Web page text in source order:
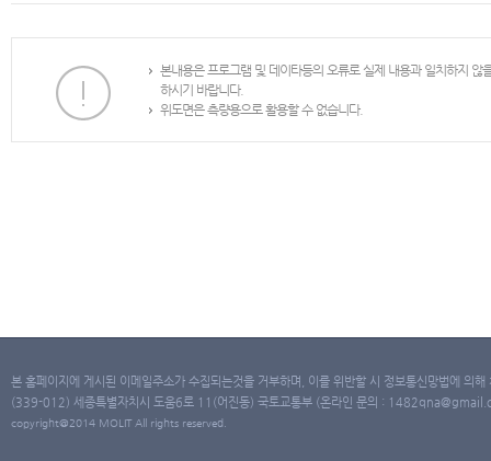
본내용은 프로그램 및 데이타등의 오류로 실제 내용과 일치하지
하시기 바랍니다.
위도면은 측량용으로 활용할 수 없습니다.
본 홈페이지에 게시된 이메일주소가 수집되는것을 거부하며, 이를 위반할 시 정보통신망법에 의
(339-012) 세종특별자치시 도움6로 11(어진동) 국토교통부 (온라인 문의 :
copyright@2014 MOLIT All rights reserved.